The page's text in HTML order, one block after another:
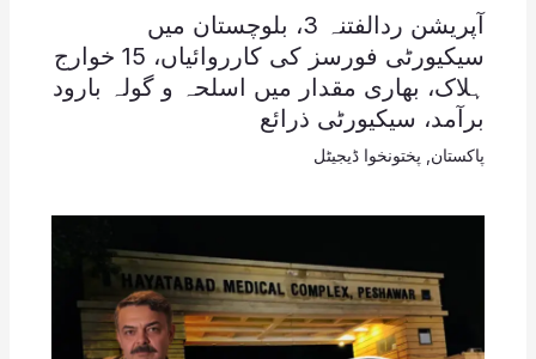
آپریشن ردالفتنہ 3، بلوچستان میں
سیکیورٹی فورسز کی کارروائیاں، 15 خوارج
ہلاک، بھاری مقدار میں اسلحہ و گولہ بارود
برآمد، سیکیورٹی ذرائع
پاکستان پختونخوا ڈیجیٹل